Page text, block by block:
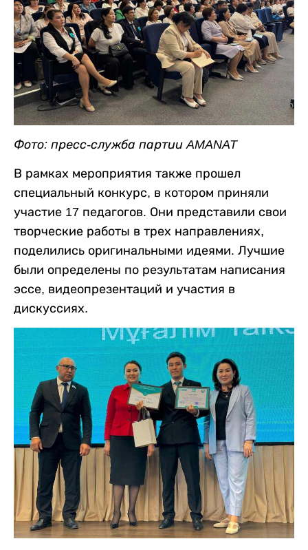
Фото: пресс-служба партии AMANAT
В рамках мероприятия также прошел
специальный конкурс, в котором приняли
участие 17 педагогов. Они представили свои
творческие работы в трех направлениях,
поделились оригинальными идеями. Лучшие
были определены по результатам написания
эссе, видеопрезентаций и участия в
дискуссиях.